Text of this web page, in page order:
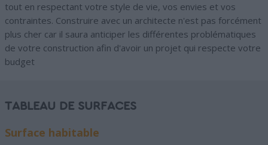
tout en respectant votre style de vie, vos envies et vos
contraintes. Construire avec un architecte n'est pas forcément
plus cher car il saura anticiper les différentes problématiques
de votre construction afin d'avoir un projet qui respecte votre
budget
TABLEAU DE SURFACES
Surface habitable